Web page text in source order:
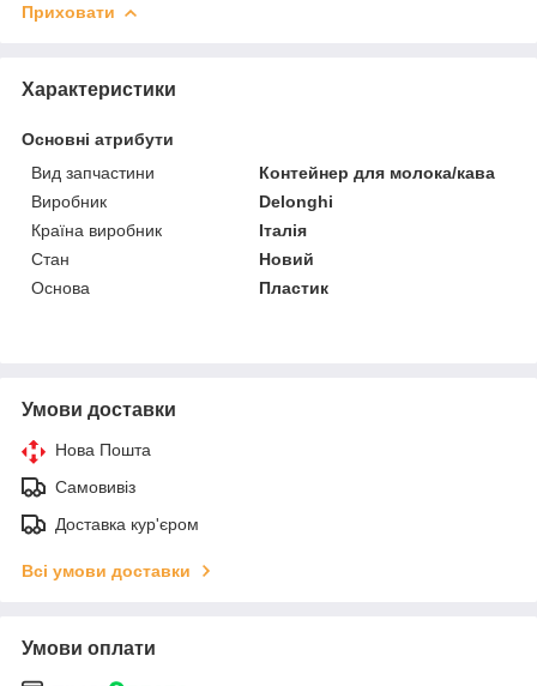
Приховати
Характеристики
Основні атрибути
Вид запчастини
Контейнер для молока/кава
Виробник
Delonghi
Країна виробник
Італія
Стан
Новий
Основа
Пластик
Умови доставки
Нова Пошта
Самовивіз
Доставка кур'єром
Всі умови доставки
Умови оплати